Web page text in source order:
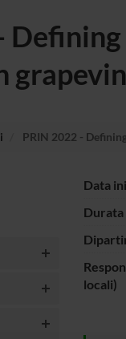
PRIN 2022 -
Data
locali)